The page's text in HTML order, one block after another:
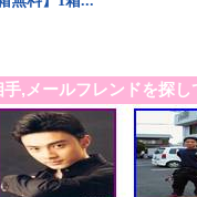
,メールフレンドを探し